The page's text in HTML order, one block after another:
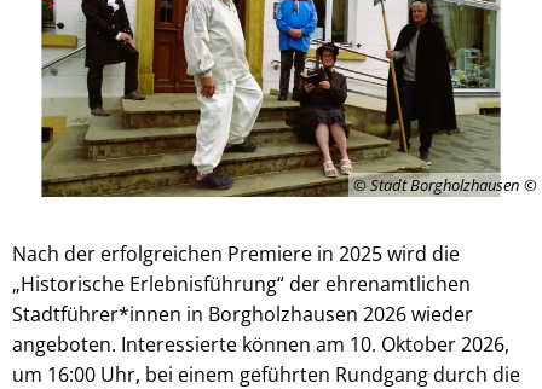
© Stadt Borgholzhausen
Nach der erfolgreichen Premiere in 2025 wird die
„Historische Erlebnisführung“ der ehrenamtlichen
Stadtführer*innen in Borgholzhausen 2026 wieder
angeboten. Interessierte können am 10. Oktober 2026,
um 16:00 Uhr, bei einem geführten Rundgang durch die